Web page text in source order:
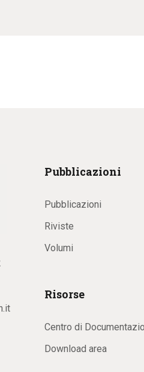
Pubblicazioni
Pubblicazioni
Riviste
Volumi
Risorse
Centro di
Download area